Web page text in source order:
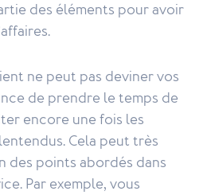
des éléments pour avoir
ne peut pas deviner vos
de prendre le temps de
encore une fois les
Cela peut très
des points abordés dans
Par exemple, vous